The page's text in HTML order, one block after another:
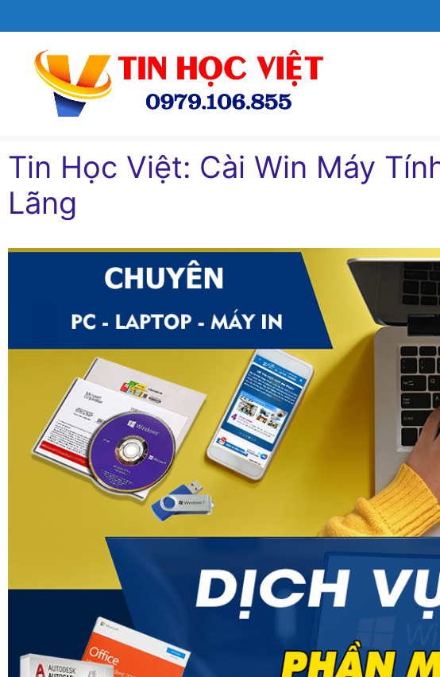
đến
Tin Học Việt: Cài Win Máy
Lãng